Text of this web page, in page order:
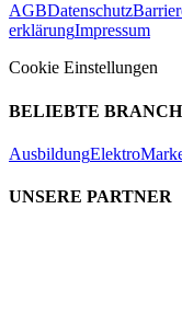
AGBDatenschutz
erklärungImpressum
Cookie Einstellungen
BELIEBTE
AusbildungElektro
UNSERE PARTNER